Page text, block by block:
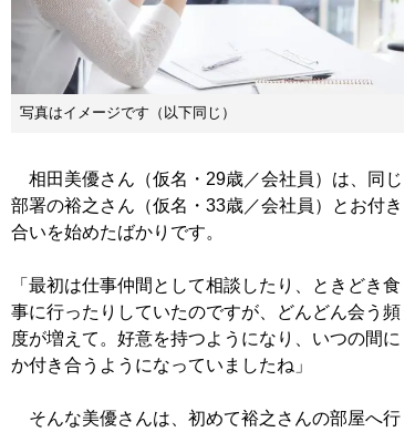
写真はイメージです（以下同じ）
相田美優さん（仮名・29歳／会社員）は、同じ
部署の裕之さん（仮名・33歳／会社員）とお付き
合いを始めたばかりです。
「最初は仕事仲間として相談したり、ときどき食
事に行ったりしていたのですが、どんどん会う頻
度が増えて。好意を持つようになり、いつの間に
か付き合うようになっていましたね」
そんな美優さんは、初めて裕之さんの部屋へ行